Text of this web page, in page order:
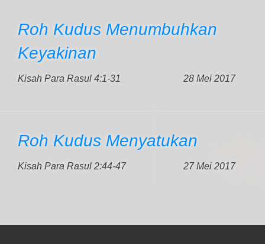
Roh Kudus Menumbuhkan
Keyakinan
Kisah Para Rasul 4:1-31 28 Mei 2017
Roh Kudus Menyatukan
Kisah Para Rasul 2:44-47 27 Mei 2017